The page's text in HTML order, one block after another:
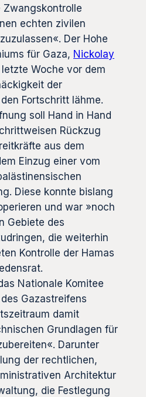
Zwangskontrolle
echten zivilen
Der Hohe
für Gaza, Nickolay
Woche vor dem
der
Fortschritt lähme.
soll Hand in Hand
Rückzug
aus dem
Einzug einer vom
Diese konnte bislang
und war »noch
Gebiete des
die weiterhin
Kontrolle der Hamas
Nationale Komitee
Gazastreifens
damit
Grundlagen für
Darunter
der rechtlichen,
Architektur
die Festlegung